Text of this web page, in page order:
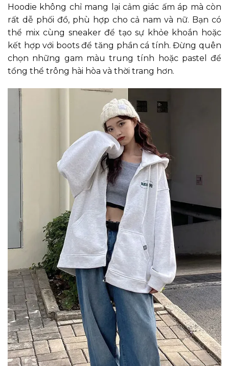
Hoodie không chỉ mang lại cảm giác ấm áp mà còn
rất dễ phối đồ, phù hợp cho cả nam và nữ. Bạn có
thể mix cùng sneaker để tạo sự khỏe khoắn hoặc
kết hợp với boots để tăng phần cá tính. Đừng quên
chọn những gam màu trung tính hoặc pastel để
tổng thể trông hài hòa và thời trang hơn.